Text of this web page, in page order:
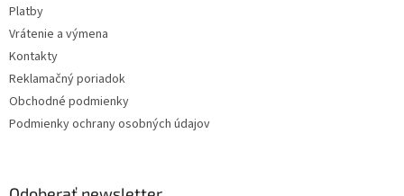
Platby
Vrátenie a výmena
Kontakty
Reklamačný poriadok
Obchodné podmienky
Podmienky ochrany osobných údajov